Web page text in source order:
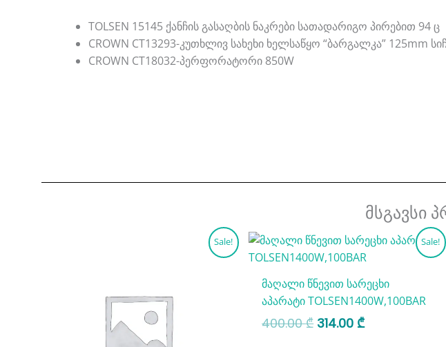
TOLSEN 15145 ქანჩის გასაღბის ნაკრები სათადარიგო პირებით 94 ც
CROWN CT13293-კუთხლივ სახეხი ხელსაწყო “ბარგალკა” 125mm
CROWN CT18032-პერფორატორი 850W
მსგავსი
Sale! Sale!
მაღალი წნევით სარეცხი
აპარატი TOLSEN1400W,100BAR
400.00₾
Original
price
400.00 ₾.
314.00 ₾
Current
price
314.00 ₾.